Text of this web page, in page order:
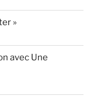
»
avec Une